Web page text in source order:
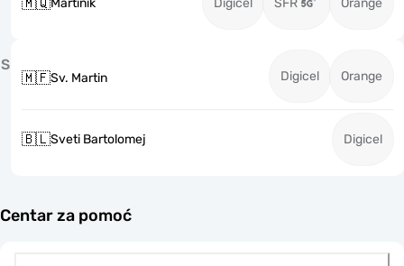
Martinik Digicel SFR Orange
S
🇲🇫Sv. Martin Digicel Orange
🇧🇱Sveti Bartolomej Digicel
Centar za pomoć